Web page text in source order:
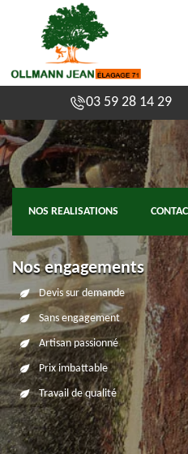
03 59 28 14 29
NOS REALISATIONS
Nos engagements
Devis sur demande
Sans engagement
Artisan passionné
Prix imbattable
Travail de qualité